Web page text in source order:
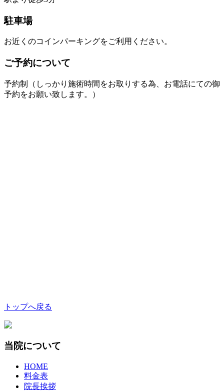
駐車場
お近くのコインパーキングをご利用ください。
ご予約について
予約制（しっかり施術時間をお取りする為、お電話にての御
予約をお願い致します。）
トップへ戻る
当院について
HOME
料金表
院長挨拶